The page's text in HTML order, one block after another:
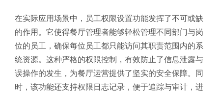
在实际应用场景中，员工权限设置功能发挥了不可或缺
的作用。它使得餐厅管理者能够轻松管理不同部门与岗
位的员工，确保每位员工都只能访问其职责范围内的系
统资源。这种严格的权限控制，有效防止了信息泄露与
误操作的发生，为餐厅运营提供了坚实的安全保障。同
时，该功能还支持权限日志记录，便于追踪与审计，进